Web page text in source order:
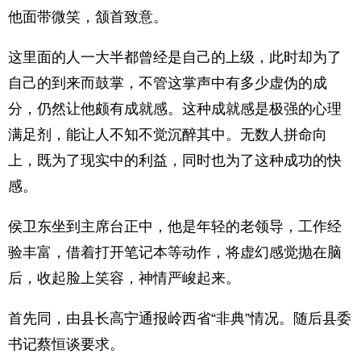
他面带微笑，颔首致意。
这里面的人一大半都曾经是自己的上级，此时却为了
自己的到来而鼓掌，不管这掌声中有多少虚伪的成
分，仍然让他颇有成就感。这种成就感是极强的心理
满足剂，能让人不知不觉沉醉其中。无数人拼命向
上，既为了现实中的利益，同时也为了这种成功的快
感。
侯卫东坐到主席台正中，他是年轻的老领导，工作经
验丰富，借着打开笔记本等动作，将虚幻感觉抛在脑
后，收起脸上笑容，神情严峻起来。
首先同，由县长高宁通报岭西省“非典”情况。随后县委
书记蔡恒谈要求。